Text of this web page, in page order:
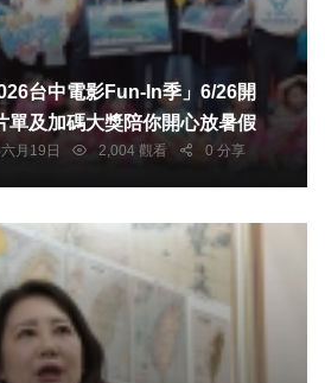
台中電影Fun-In季」6/26開
單及加碼大獎陪你開心放暑假
月19日 2,004 觀看 0 分享